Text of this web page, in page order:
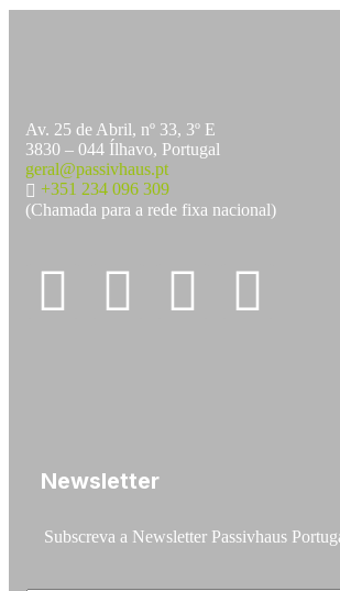
Av. 25 de Abril, nº 33, 3º E
3830 – 044 Ílhavo, Portugal
geral@passivhaus.pt
+351 234 096 309
(Chamada para a rede fixa nacional)
Newsletter
Subscreva a Newsletter Passivhaus